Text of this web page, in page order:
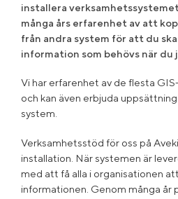
installera
många års erfarenhet av att
från andra system för att du
information som behövs när du
Vi har erfarenhet av de flesta
och kan även erbjuda
system.
Verksamhetsstöd för oss på
installation. När systemen är
med att få alla i organisationen
informationen. Genom många år